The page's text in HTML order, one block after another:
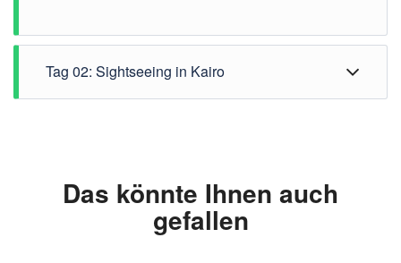
Tag 02: Sightseeing in Kairo
Das könnte Ihnen auch
gefallen